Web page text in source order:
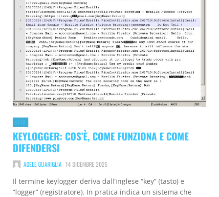
GEEK
KEYLOGGER: COS’È, COME FUNZIONA E COME
DIFENDERSI
ADELE GUARIGLIA 14 DICEMBRE 2025
Il termine keylogger deriva dall’inglese “key” (tasto) e
“logger” (registratore). In pratica indica un sistema che